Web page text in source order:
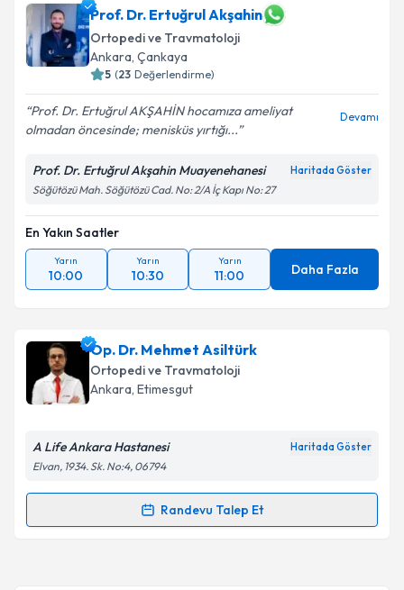
Prof. Dr. Ertuğrul Akşahin
Ortopedi ve Travmatoloji
Ankara, Çankaya
5 (23 Değerlendirme)
Prof. Dr. Ertuğrul AKŞAHİN hocamıza ameliyat
olmadan öncesinde; menisküs yırtığı...
Devamı
Prof. Dr. Ertuğrul Akşahin Muayenehanesi Haritada Göster
Söğütözü Mah. Söğütözü Cad. No: 2/A İç Kapı No: 27
En Yakın Saatler
Yarın
10:00
Yarın
10:30
Yarın
11:00 Daha Fazla
Op. Dr. Mehmet Asiltürk
Ortopedi ve Travmatoloji
Ankara, Etimesgut
A Life Ankara Hastanesi Haritada Göster
Elvan, 1934. Sk. No:4, 06794
Randevu Talep Et
Randevu Takvimi Talebi